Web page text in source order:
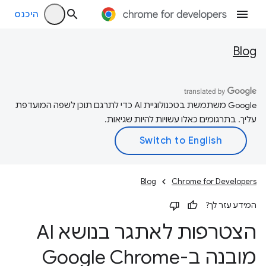
היכנס
Blog
‫Google משתמשת בטכנולוגיית AI כדי לתרגם תוכן לשפה המועדפת
עליך. בתרגומים כאלו עשויות להיות שגיאות.
Chrome for Developers
Blog
המידע עזר לך?
הצטרפות לאתגר בנושא AI
מובנה ב-Google Chrome